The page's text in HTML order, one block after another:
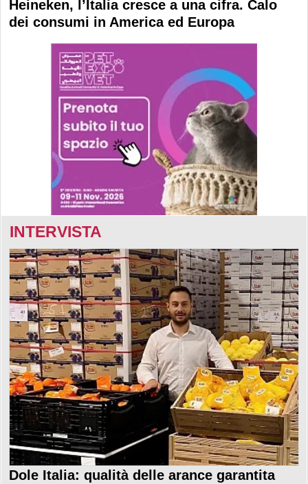
Heineken, l’Italia cresce a una cifra. Calo
dei consumi in America ed Europa
INTERVISTA
Dole Italia: qualità delle arance garantita